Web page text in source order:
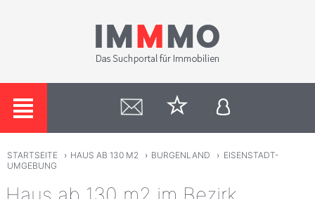
STARTSEITE › HAUS AB 130 M2 › BURGENLAND › EISENSTADT-
UMGEBUNG